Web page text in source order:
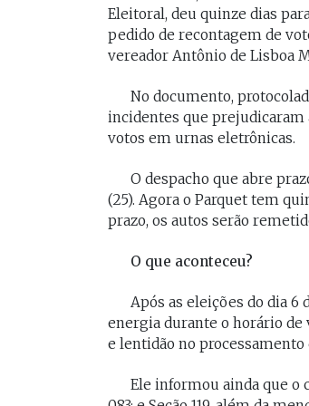
Eleitoral, deu quinze dias
pedido de recontagem de
vereador Antônio de Lisboa
No documento,
incidentes que prejudicaram
votos em urnas eletrônicas.
O despacho que abre
(25). Agora o Parquet tem
prazo, os autos serão
O que aconteceu?
Após as eleições do dia 6
energia durante o horário de
e lentidão no
Ele informou ainda que o
porque nós temos
mais convergências do
divergências, somos da
FELIPE CAMARÃO
carreira e professor da
UFMA, foi presidente do
Procon/MA e atuou como
secretários da Segep,
vice-governador do